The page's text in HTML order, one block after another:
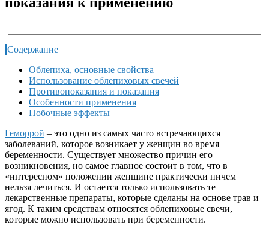
Содержание
Облепиха, основные свойства
Использование облепиховых свечей
Противопоказания и показания
Особенности применения
Побочные эффекты
Геморрой – это одно из самых часто встречающихся
заболеваний, которое возникает у женщин во время
беременности. Существует множество причин его
возникновения, но самое главное состоит в том, что в
«интересном» положении женщине практически ничем
нельзя лечиться. И остается только использовать те
лекарственные препараты, которые сделаны на основе трав и
ягод. К таким средствам относятся облепиховые свечи,
которые можно использовать при беременности.